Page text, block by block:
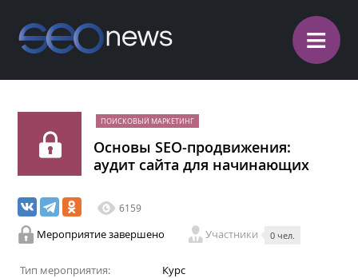
≡
ПОИСКОВЫЙ МАРКЕТИНГ
Основы SEO-продвижения:
аудит сайта для начинающих
6159
Мероприятие завершено Участники 0 чел.
Тип мероприятия:
Курс